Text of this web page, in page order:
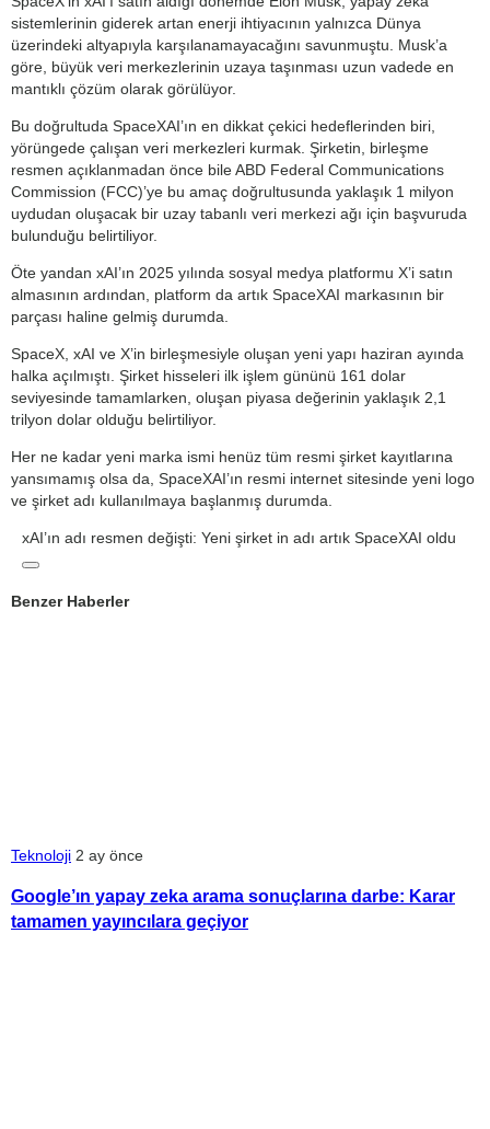
sistemlerinin giderek artan enerji ihtiyacının yalnızca Dünya
üzerindeki altyapıyla karşılanamayacağını savunmuştu. Musk’a
göre, büyük veri merkezlerinin uzaya taşınması uzun vadede en
mantıklı çözüm olarak görülüyor.
Bu doğrultuda SpaceXAI’ın en dikkat çekici hedeflerinden biri,
yörüngede çalışan veri merkezleri kurmak. Şirketin, birleşme
resmen açıklanmadan önce bile ABD Federal Communications
Commission (FCC)’ye bu amaç doğrultusunda yaklaşık 1 milyon
uydudan oluşacak bir uzay tabanlı veri merkezi ağı için başvuruda
bulunduğu belirtiliyor.
Öte yandan xAI’ın 2025 yılında sosyal medya platformu X’i satın
almasının ardından, platform da artık SpaceXAI markasının bir
parçası haline gelmiş durumda.
SpaceX, xAI ve X’in birleşmesiyle oluşan yeni yapı haziran ayında
halka açılmıştı. Şirket hisseleri ilk işlem gününü 161 dolar
seviyesinde tamamlarken, oluşan piyasa değerinin yaklaşık 2,1
trilyon dolar olduğu belirtiliyor.
Her ne kadar yeni marka ismi henüz tüm resmi şirket kayıtlarına
yansımamış olsa da, SpaceXAI’ın resmi internet sitesinde yeni logo
ve şirket adı kullanılmaya başlanmış durumda.
xAI’ın adı resmen değişti: Yeni şirket in adı artık SpaceXAI oldu
Benzer Haberler
Teknoloji 2 ay önce
Google’ın yapay zeka arama sonuçlarına darbe: Karar
tamamen yayıncılara geçiyor